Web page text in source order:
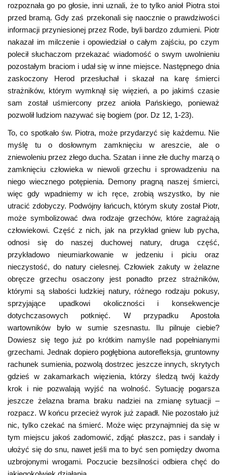
rozpoznała go po głosie, inni uznali, że to tylko anioł Piotra stoi
przed bramą. Gdy zaś przekonali się naocznie o prawdziwości
informacji przyniesionej przez Rode, byli bardzo zdumieni. Piotr
nakazał im milczenie i opowiedział o całym zajściu, po czym
polecił słuchaczom przekazać wiadomość o swym uwolnieniu
pozostałym braciom i udał się w inne miejsce. Następnego dnia
zaskoczony Herod przesłuchał i skazał na karę śmierci
strażników, którym wymknął się więzień, a po jakimś czasie
sam został uśmiercony przez anioła Pańskiego, ponieważ
pozwolił ludziom nazywać się bogiem (por. Dz 12, 1-23).
To, co spotkało św. Piotra, może przydarzyć się każdemu. Nie
myślę tu o dosłownym zamknięciu w areszcie, ale o
zniewoleniu przez złego ducha. Szatan i inne złe duchy marzą o
zamknięciu człowieka w niewoli grzechu i sprowadzeniu na
niego wiecznego potępienia. Demony pragną naszej śmierci,
więc gdy wpadniemy w ich ręce, zrobią wszystko, by nie
utracić zdobyczy. Podwójny łańcuch, którym skuty został Piotr,
może symbolizować dwa rodzaje grzechów, które zagrażają
człowiekowi. Część z nich, jak na przykład gniew lub pycha,
odnosi się do naszej duchowej natury, druga część,
przykładowo nieumiarkowanie w jedzeniu i piciu oraz
nieczystość, do natury cielesnej. Człowiek zakuty w żelazne
obręcze grzechu osaczony jest ponadto przez strażników,
którymi są słabości ludzkiej natury, różnego rodzaju pokusy,
sprzyjające upadkowi okoliczności i konsekwencje
dotychczasowych potknięć. W przypadku Apostoła
wartowników było w sumie szesnastu. Ilu pilnuje ciebie?
Dowiesz się tego już po krótkim namyśle nad popełnianymi
grzechami. Jednak dopiero pogłębiona autorefleksja, gruntowny
rachunek sumienia, pozwolą dostrzec jeszcze innych, skrytych
gdzieś w zakamarkach więzienia, którzy śledzą twój każdy
krok i nie pozwalają wyjść na wolność. Sytuację pogarsza
jeszcze żelazna brama braku nadziei na zmianę sytuacji –
rozpacz. W końcu przecież wyrok już zapadł. Nie pozostało już
nic, tylko czekać na śmierć. Może więc przynajmniej da się w
tym miejscu jakoś zadomowić, zdjąć płaszcz, pas i sandały i
ułożyć się do snu, nawet jeśli ma to być sen pomiędzy dwoma
uzbrojonymi wrogami. Poczucie bezsilności odbiera chęć do